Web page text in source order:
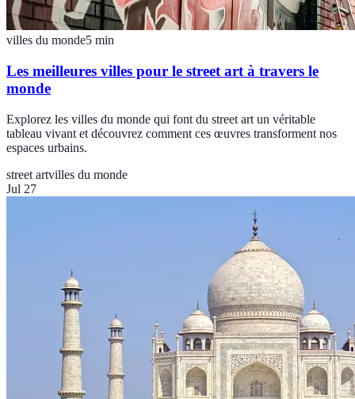
villes du monde5 min
Les meilleures villes pour le street art à travers le
monde
Explorez les villes du monde qui font du street art un véritable
tableau vivant et découvrez comment ces œuvres transforment nos
espaces urbains.
street artvilles du monde
Jul 27